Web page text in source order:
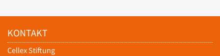
KONTAKT
Cellex Stiftung